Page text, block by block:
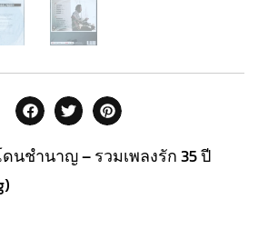
นชำนาญ – รวมเพลงรัก 35 ปี